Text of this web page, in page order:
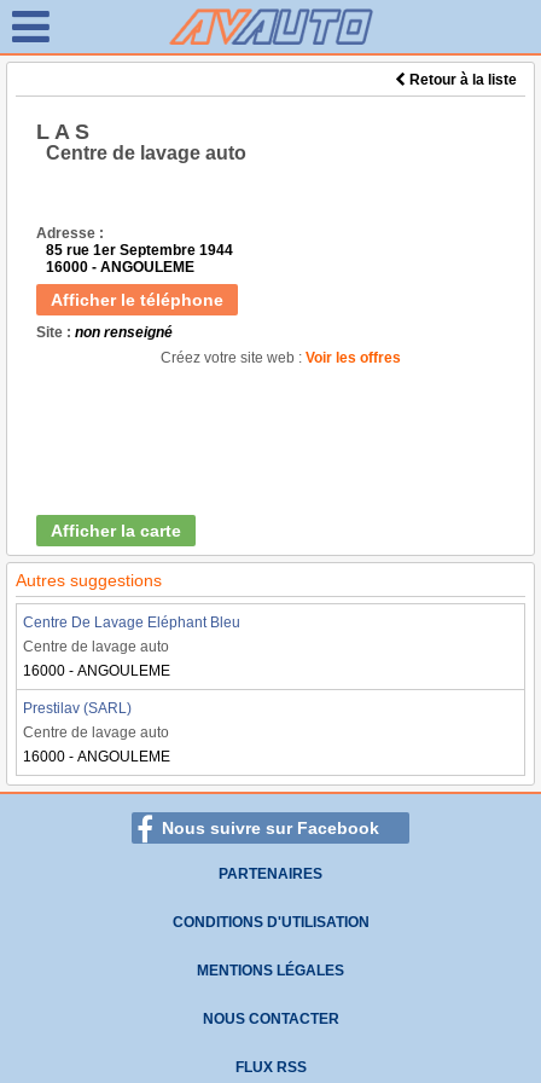
Retour à la liste
L A S
Centre de lavage auto
Adresse :
85 rue 1er Septembre 1944
16000 - ANGOULEME
Afficher le téléphone
Site : non renseigné
Créez votre site web : Voir les offres
Afficher la carte
Autres suggestions
Centre De Lavage Eléphant Bleu
Centre de lavage auto
16000 - ANGOULEME
Prestilav (SARL)
Centre de lavage auto
16000 - ANGOULEME
Nous suivre sur Facebook
PARTENAIRES
CONDITIONS D'UTILISATION
MENTIONS LÉGALES
NOUS CONTACTER
FLUX RSS